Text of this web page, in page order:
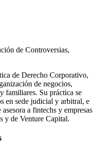
de Controversias,
de Derecho Corporativo,
de negocios,
familiares. Su práctica se
en sede judicial y arbitral, e
a fintechs y empresas
y de Venture Capital.